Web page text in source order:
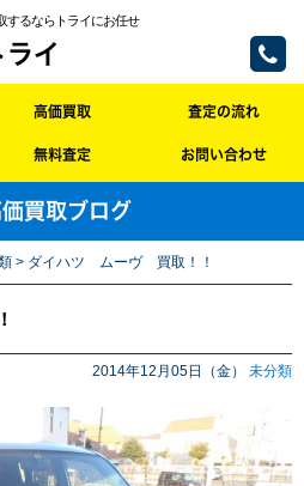
するならトライにお任せ
イ
高価買取 査定の流れ
無料査定 お問い合わせ
買取ブログ
> ダイハツ ムーヴ 買取！！
2014年12月05日（金） 未分類